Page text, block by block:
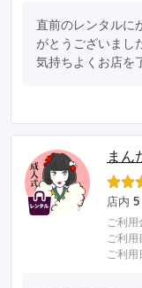
直前のレンタルに
がとうございまし
気持ちよくお店を
まん
店内 5
ご利用
ご利用
ご利用